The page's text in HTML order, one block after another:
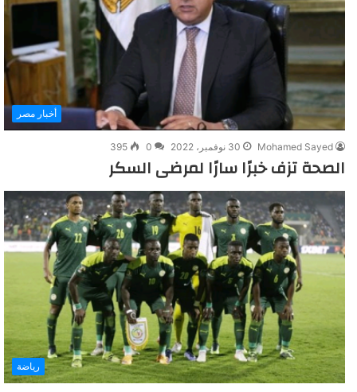
أخبار مصر
Mohamed Sayed 30 نوفمبر، 2022 0
395
الصحة تزف خبرًا سارًا لمرضى السكر
رياضة